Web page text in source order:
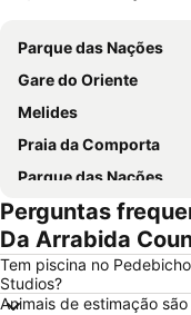
Parque das Nações
Gare do Oriente
Melides
Praia da Comporta
Parque das Nações
Pavilhão Atlântico
Benfica
Parque Eduardo VII
Estação de Caminhos de Ferro de
Perguntas
Da Arrabida
Tem piscina no
Studios?
Animais de estimação